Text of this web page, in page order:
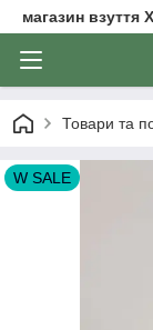
магазин
Товари та
W SALE